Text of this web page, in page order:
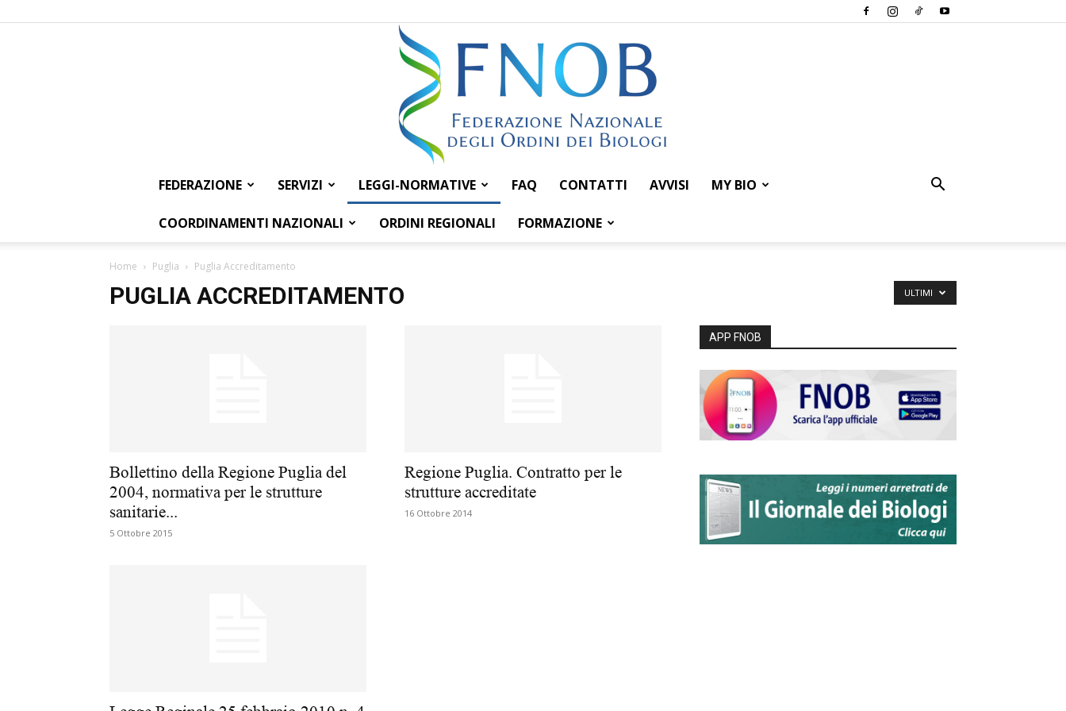
Federazione
FEDERAZIONE SERVIZI LEGGI-NORMATIVE FAQ CONTATTI AVVISI MY BIO
COORDINAMENTI NAZIONALI ORDINI REGIONALI FORMAZIONE
Home Puglia Puglia Accreditamento
PUGLIA ACCREDITAMENTO ULTIMI
Bollettino della Regione Puglia del
2004, normativa per le strutture
sanitarie...
5 Ottobre 2015
Regione Puglia. Contratto per le
strutture accreditate
16 Ottobre 2014
APP FNOB